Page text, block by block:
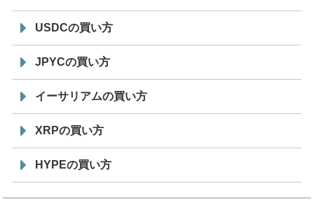
USDCの買い方
JPYCの買い方
イーサリアムの買い方
XRPの買い方
HYPEの買い方